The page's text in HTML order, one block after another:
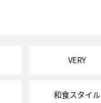
VERY
和食スタイル